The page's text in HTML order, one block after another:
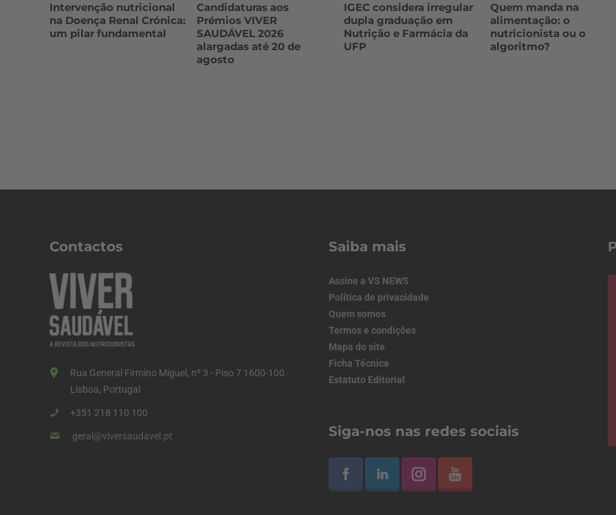
Intervenção nutricional
na Doença Renal Crónica:
um pilar fundamental
Candidaturas aos
Prémios VIVER
SAUDÁVEL 2026
alargadas até 20 de
agosto
IGEC considera irregular
dupla graduação em
Nutrição e Farmácia da
UFP
Quem manda na
alimentação: o
nutricionista ou o
algoritmo?
Contactos
Rua General Firmino Miguel, nº 3 - Piso 7 1600-100
Lisboa, Portugal
+351 218 110 100
geral@viversaudavel.pt
Saiba mais
Assine a VS NEWS
Política de privacidade
Quem somos
Termos e condições
Mapa do site
Ficha Técnica
Estatuto Editorial
Siga-nos nas redes sociais